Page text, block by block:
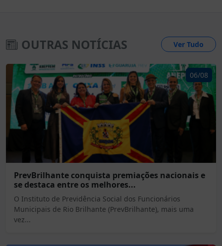
OUTRAS NOTÍCIAS Ver Tudo
06/08
PrevBrilhante conquista premiações nacionais e
se destaca entre os melhores...
O Instituto de Previdência Social dos Funcionários
Municipais de Rio Brilhante (PrevBrilhante), mais uma
vez...